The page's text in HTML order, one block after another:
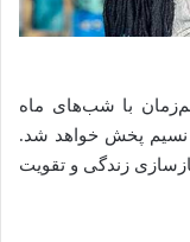
و هم‌زمان با شب‌های ماه
شب ساعت ۲۰ از شبکه نسیم پخش خواهد شد.
زندگی و تقویت